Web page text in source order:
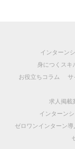
インターン
身につくスキ
お役立ちコラム
サ
求人掲載
インターン
ゼロワンインターン導